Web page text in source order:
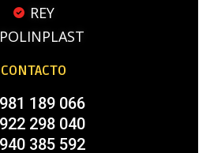
REY
POLINPLAST
CONTACTO
981 189 066
922 298 040
940 385 592